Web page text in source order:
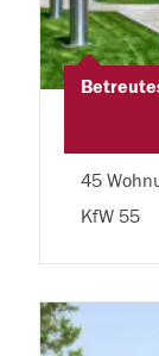
45
KfW 55